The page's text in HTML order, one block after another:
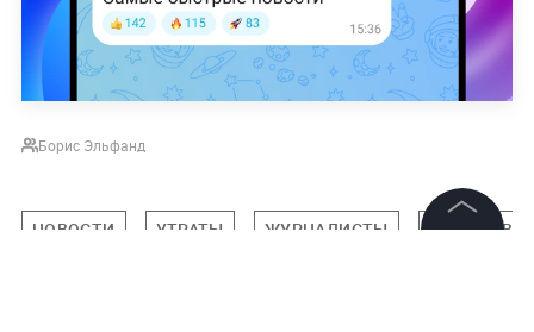
Борис Эльфанд
НОВОСТИ УТРАТЫ ЖУРНАЛИСТЫ ОБЩЕСТВО